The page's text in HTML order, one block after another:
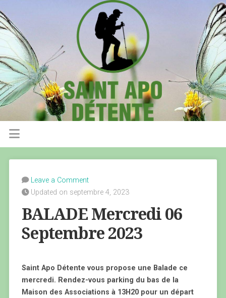
Leave a Comment
Updated on septembre 4, 2023
BALADE Mercredi 06
Septembre 2023
Saint Apo Détente vous propose une Balade ce
mercredi. Rendez-vous parking du bas de la
Maison des Associations à 13H20 pour un départ